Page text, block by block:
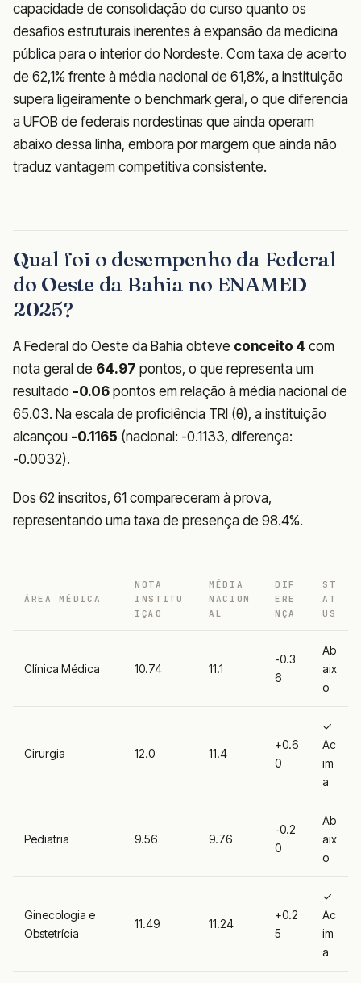
capacidade de consolidação do curso quanto os
desafios estruturais inerentes à expansão da medicina
pública para o interior do Nordeste. Com taxa de acerto
de 62,1% frente à média nacional de 61,8%, a instituição
supera ligeiramente o benchmark geral, o que diferencia
a UFOB de federais nordestinas que ainda operam
abaixo dessa linha, embora por margem que ainda não
traduz vantagem competitiva consistente.
Qual foi o desempenho da Federal
do Oeste da Bahia no ENAMED
2025?
A Federal do Oeste da Bahia obteve conceito 4 com
nota geral de 64.97 pontos, o que representa um
resultado -0.06 pontos em relação à média nacional de
65.03. Na escala de proficiência TRI (θ), a instituição
alcançou -0.1165 (nacional: -0.1133, diferença:
-0.0032).
Dos 62 inscritos, 61 compareceram à prova,
representando uma taxa de presença de 98.4%.
ÁREA MÉDICA
NOTA
INSTITU
IÇÃO
MÉDIA
NACION
AL
DIF
ERE
NÇA
ST
AT
US
Clínica Médica 10.74 11.1
-0.3
6
Ab
aix
o
Cirurgia 12.0 11.4
+0.6
0
✓
Ac
im
a
Pediatria 9.56 9.76
-0.2
0
Ab
aix
o
Ginecologia e
Obstetrícia
11.49 11.24
+0.2
5
✓
Ac
im
a